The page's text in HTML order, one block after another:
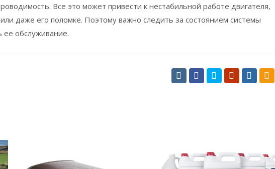
Все это может привести к нестабильной работе двигателя,
даже его поломке. Поэтому важно следить за состоянием системы
ее обслуживание.